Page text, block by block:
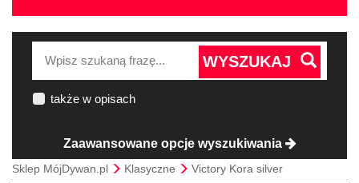
WYSZUKAJ
także w opisach
Zaawansowane opcje wyszukiwania
Sklep MójDywan.pl Klasyczne Victory Kora silver